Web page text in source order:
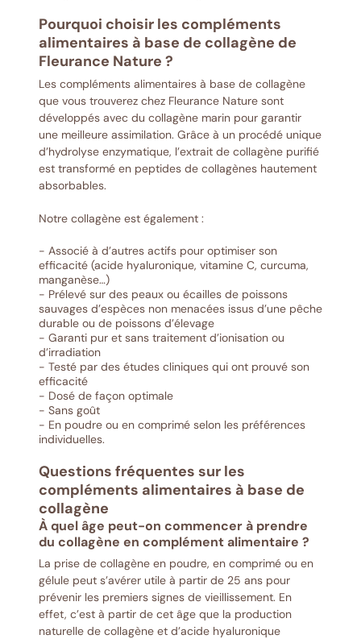
Pourquoi choisir les compléments
alimentaires à base de collagène de
Fleurance Nature ?
Les compléments alimentaires à base de collagène
que vous trouverez chez Fleurance Nature sont
développés avec du collagène marin pour garantir
une meilleure assimilation. Grâce à un procédé unique
d’hydrolyse enzymatique, l’extrait de collagène purifié
est transformé en peptides de collagènes hautement
absorbables.
Notre collagène est également :
- Associé à d’autres actifs pour optimiser son
efficacité (acide hyaluronique, vitamine C, curcuma,
manganèse…)
- Prélevé sur des peaux ou écailles de poissons
sauvages d’espèces non menacées issus d’une pêche
durable ou de poissons d’élevage
- Garanti pur et sans traitement d’ionisation ou
d’irradiation
- Testé par des études cliniques qui ont prouvé son
efficacité
- Dosé de façon optimale
- Sans goût
- En poudre ou en comprimé selon les préférences
individuelles.
Questions fréquentes sur les
compléments alimentaires à base de
collagène
À quel âge peut-on commencer à prendre
du collagène en complément alimentaire ?
La prise de collagène en poudre, en comprimé ou en
gélule peut s’avérer utile à partir de 25 ans pour
prévenir les premiers signes de vieillissement. En
effet, c’est à partir de cet âge que la production
naturelle de collagène et d’acide hyaluronique